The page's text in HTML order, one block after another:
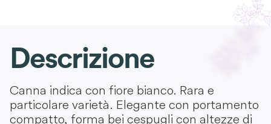
Descrizione
Canna indica con fiore bianco. Rara e
particolare varietà. Elegante con portamento
compatto, forma bei cespugli con altezze di